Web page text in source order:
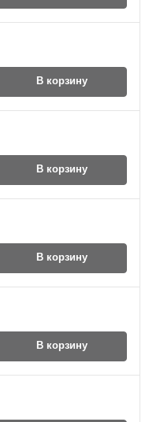
В корзину
В корзину
В корзину
В корзину